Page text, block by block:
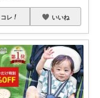
コレ いいね